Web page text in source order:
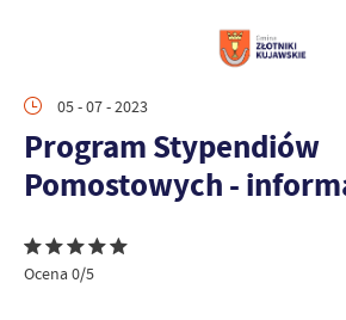
05 - 07 - 2023
Program Stypendiów
Pomostowych -
Ocena 0/5